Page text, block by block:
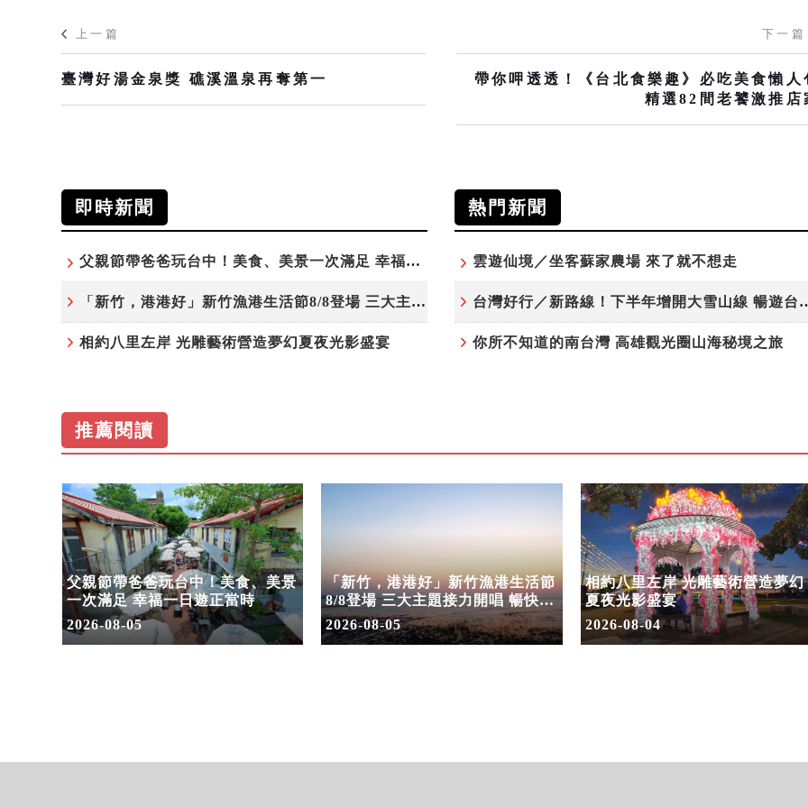
上一篇
臺灣好湯金泉獎 礁溪溫泉再奪第一
下一篇
帶你呷透透！《台北食樂趣》必吃美食懶人
精選82間老饕激推店
即時新聞
父親節帶爸爸玩台中！美食、美景一次滿足 幸福一日遊正當時
「新竹，港港好」新竹漁港生活節8/8登場 三大主題接力開唱 暢快遊雙港
相約八里左岸 光雕藝術營造夢幻夏夜光影盛宴
熱門新聞
雲遊仙境／坐客蘇家農場 來了就不想走
台灣好行／新路線！下半
你所不知道的南台灣 高雄觀光圈山海秘境之旅
推薦閱讀
父親節帶爸爸玩台中！美食、美景
一次滿足 幸福一日遊正當時
2026-08-05
「新竹，港港好」新竹漁港生活節
8/8登場 三大主題接力開唱 暢快遊
雙港
2026-08-05
相約八里左岸 光雕藝術營造夢幻
夏夜光影盛宴
2026-08-04